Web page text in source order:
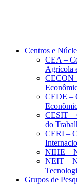
Centros e
CEA –
Agrícola
CECON
CEDE –
CESIT –
do
CERI –
NIHE –
NEIT –
Grupos de